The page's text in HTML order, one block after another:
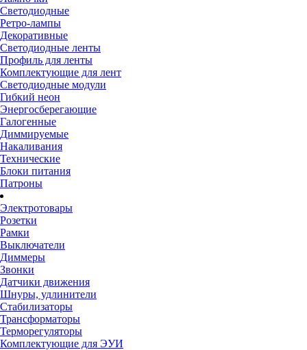
Светодиодные
Ретро-лампы
Декоративные
Светодиодные ленты
Профиль для ленты
Комплектующие для лент
Светодиодные модули
Гибкий неон
Энергосберегающие
Галогенные
Диммируемые
Накаливания
Технические
Блоки питания
Патроны
Электротовары
Розетки
Рамки
Выключатели
Диммеры
Звонки
Датчики движения
Шнуры, удлинители
Стабилизаторы
Трансформаторы
Терморегуляторы
Комплектующие для ЭУИ